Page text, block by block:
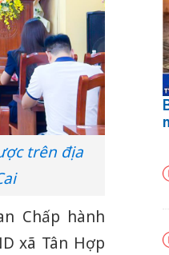
trên địa
Chấp hành
xã Tân Hợp